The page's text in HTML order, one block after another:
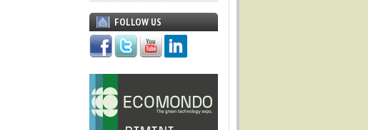
FOLLOW US